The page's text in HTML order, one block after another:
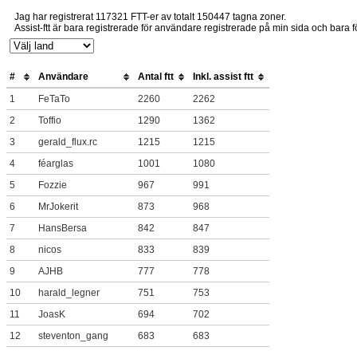
Jag har registrerat 117321 FTT-er av totalt 150447 tagna zoner.
Assist-ftt är bara registrerade för användare registrerade på min sida och bara
# Användare Antal ftt
Inkl. assist ftt
1
FeTaTo 2260
2262
2
Toffio 1290
1362
3
gerald_flux.rc 1215
1215
4
féarglas 1001
1080
5
Fozzie 967
991
6
MrJokerit 873
968
7
HansBersa 842
847
8
nicos 833
839
9
AJHB 777
778
10
harald_legner 751
753
11
JoasK 694
702
12
steventon_gang 683
683